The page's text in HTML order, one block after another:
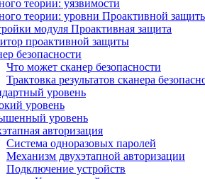
теории: уязвимости
теории: уровни Проактивной
модуля Проактивная защита
проактивной защиты
безопасности
Что может сканер безопасности
Трактовка результатов сканера
уровень
уровень
уровень
авторизация
Система одноразовых паролей
Механизм двухэтапной авторизации
Подключение устройств